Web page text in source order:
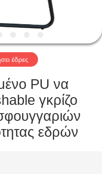
έδρες
PU να
γκρίζο
εδρών